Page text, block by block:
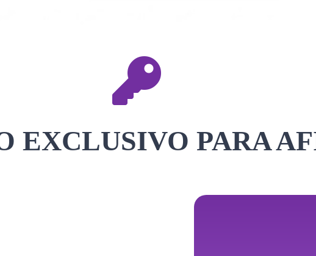
EXCLUSIVO PARA